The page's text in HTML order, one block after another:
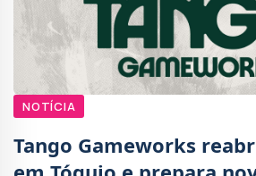
NOTÍCIA
Tango Gameworks